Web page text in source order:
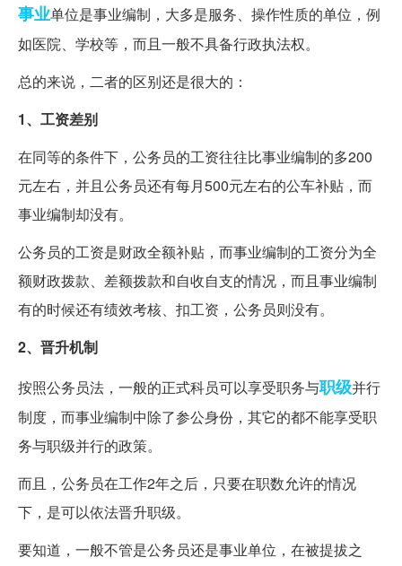
事业单位是事业编制，大多是服务、操作性质的单位，例
如医院、学校等，而且一般不具备行政执法权。
总的来说，二者的区别还是很大的：
1、工资差别
在同等的条件下，公务员的工资往往比事业编制的多200
元左右，并且公务员还有每月500元左右的公车补贴，而
事业编制却没有。
公务员的工资是财政全额补贴，而事业编制的工资分为全
额财政拨款、差额拨款和自收自支的情况，而且事业编制
有的时候还有绩效考核、扣工资，公务员则没有。
2、晋升机制
按照公务员法，一般的正式科员可以享受职务与职级并行
制度，而事业编制中除了参公身份，其它的都不能享受职
务与职级并行的政策。
而且，公务员在工作2年之后，只要在职数允许的情况
下，是可以依法晋升职级。
要知道，一般不管是公务员还是事业单位，在被提拔之